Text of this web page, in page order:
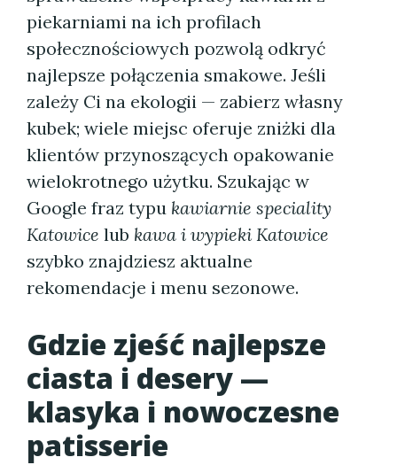
piekarniami na ich profilach
społecznościowych pozwolą odkryć
najlepsze połączenia smakowe. Jeśli
zależy Ci na ekologii — zabierz własny
kubek; wiele miejsc oferuje zniżki dla
klientów przynoszących opakowanie
wielokrotnego użytku. Szukając w
Google fraz typu kawiarnie speciality
Katowice lub kawa i wypieki Katowice
szybko znajdziesz aktualne
rekomendacje i menu sezonowe.
Gdzie zjeść najlepsze
ciasta i desery —
klasyka i nowoczesne
patisserie